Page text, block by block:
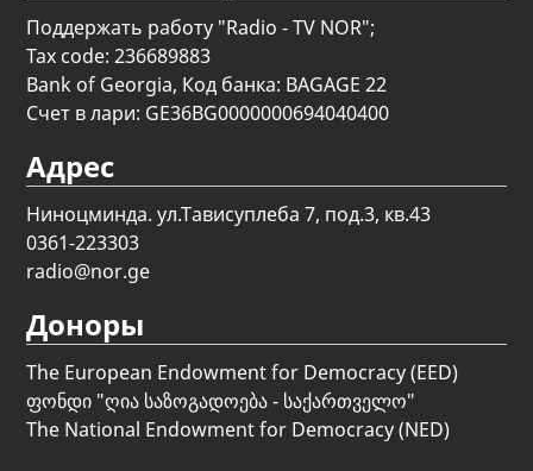
Поддержать работу "Radio - TV NOR";
Tax code: 236689883
Bank of Georgia, Код банка: BAGAGE 22
Счет в лари: GE36BG0000000694040400
Адрес
Ниноцминда. ул.Тависуплеба 7, под.3, кв.43
0361-223303
radio@nor.ge
Доноры
The European Endowment for Democracy (EED)
ფონდი "ღია საზოგადოება - საქართველო"
The National Endowment for Democracy (NED)